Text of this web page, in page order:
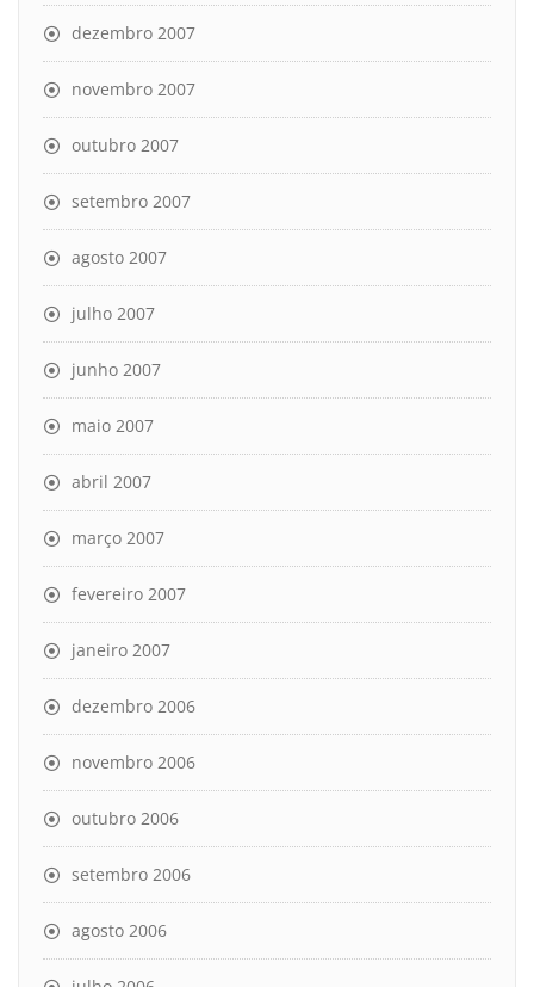
dezembro 2007
novembro 2007
outubro 2007
setembro 2007
agosto 2007
julho 2007
junho 2007
maio 2007
abril 2007
março 2007
fevereiro 2007
janeiro 2007
dezembro 2006
novembro 2006
outubro 2006
setembro 2006
agosto 2006